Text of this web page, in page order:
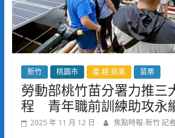
新竹 桃園市 產.經.商業 苗栗
勞動部桃竹苗分署力推三
程 青年職前訓練助攻永
2025 年 11 月 12 日 焦點時報-新竹 記